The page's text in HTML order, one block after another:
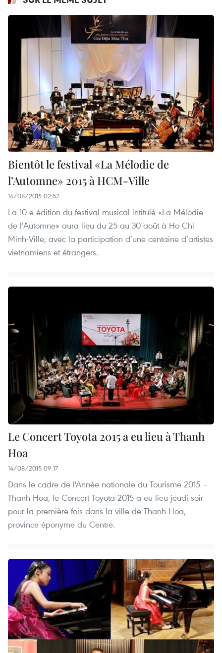
Bientôt le festival «La Mélodie de
l’Automne» 2015 à HCM-Ville
14/08/2015 02:52
La 10 e édition du festival musical intitulé «La Mélodie
de l’Automne» aura lieu du 25 au 30 août à Ho Chi
Minh-Ville, avec la participation d’une centaine d’artistes
vietnamiens et étrangers.
Le Concert Toyota 2015 a eu lieu à Thanh
Hoa
14/08/2015 09:17
Dans le cadre de l'Année nationale du Tourisme 2015 –
Thanh Hoa, le Concert Toyota 2015 a eu lieu jeudi soir
pour la première fois dans la ville de Thanh Hoa,
province éponyme du Centre.